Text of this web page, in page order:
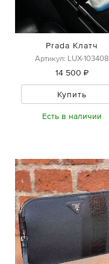
Prada Клатч
Артикул: LUX-103408
14 500 ₽
Купить
Есть в наличии